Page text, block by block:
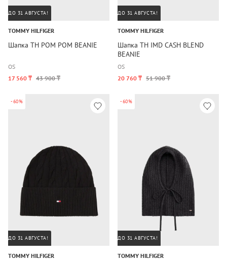
ДО 31 АВГУСТА!
TOMMY HILFIGER
Шапка TH POM POM BEANIE
OS
17 560 ₸ 43 900 ₸
ДО 31 АВГУСТА!
TOMMY HILFIGER
Шапка TH IMD CASH BLEND
BEANIE
OS
20 760 ₸ 51 900 ₸
-60%
ДО 31 АВГУСТА!
TOMMY HILFIGER
-60%
ДО 31 АВГУСТА!
TOMMY HILFIGER